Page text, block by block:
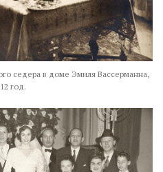
седера в доме Эмиля Вассерманна,
год.